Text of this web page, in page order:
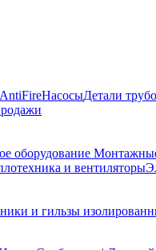
НасосыДетали
оборудование
и вентиляторы
и гильзы